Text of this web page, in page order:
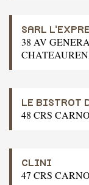
SARL
38 AV
LE BISTROT
48 CRS
CLINI
47 CRS